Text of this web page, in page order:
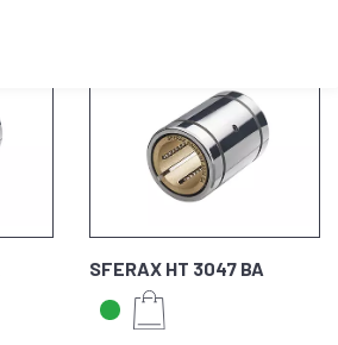
SFERAX HT 3047 BA